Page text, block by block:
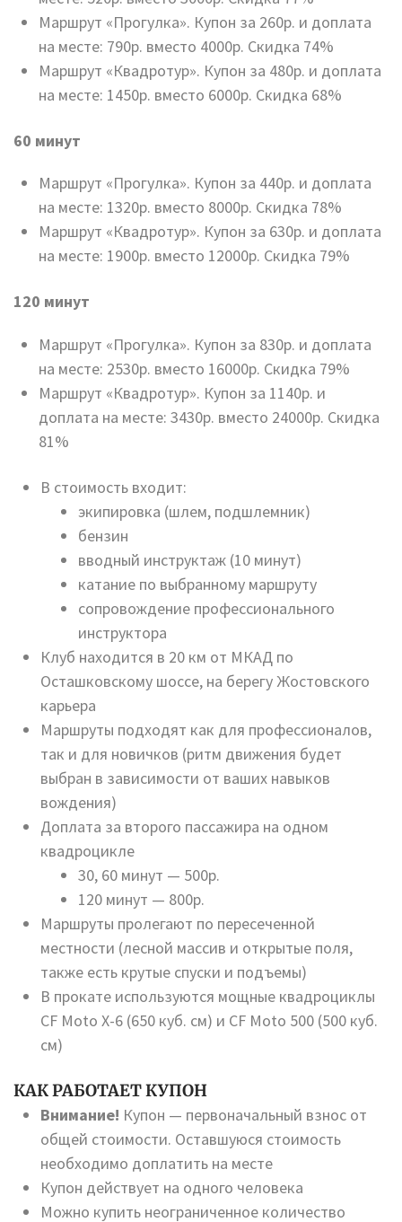
Маршрут «Прогулка». Купон за 260р. и доплата
на месте: 790р. вместо 4000р. Скидка 74%
Маршрут «Квадротур». Купон за 480р. и доплата
на месте: 1450р. вместо 6000р. Скидка 68%
60 минут
Маршрут «Прогулка». Купон за 440р. и доплата
на месте: 1320р. вместо 8000р. Скидка 78%
Маршрут «Квадротур». Купон за 630р. и доплата
на месте: 1900р. вместо 12000р. Скидка 79%
120 минут
Маршрут «Прогулка». Купон за 830р. и доплата
на месте: 2530р. вместо 16000р. Скидка 79%
Маршрут «Квадротур». Купон за 1140р. и
доплата на месте: 3430р. вместо 24000р. Скидка
81%
В стоимость входит:
экипировка (шлем, подшлемник)
бензин
вводный инструктаж (10 минут)
катание по выбранному маршруту
сопровождение профессионального
инструктора
Клуб находится в 20 км от МКАД по
Осташковскому шоссе, на берегу Жостовского
карьера
Маршруты подходят как для профессионалов,
так и для новичков (ритм движения будет
выбран в зависимости от ваших навыков
вождения)
Доплата за второго пассажира на одном
квадроцикле
30, 60 минут — 500р.
120 минут — 800р.
Маршруты пролегают по пересеченной
местности (лесной массив и открытые поля,
также есть крутые спуски и подъемы)
В прокате используются мощные квадроциклы
CF Moto X-6 (650 куб. см) и CF Moto 500 (500 куб.
см)
КАК РАБОТАЕТ КУПОН
Внимание! Купон — первоначальный взнос от
общей стоимости. Оставшуюся стоимость
необходимо доплатить на месте
Купон действует на одного человека
Можно купить неограниченное количество